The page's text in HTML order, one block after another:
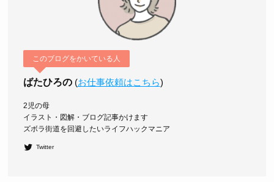
このブログをかいている人
ばたひろの(お仕事依頼はこちら)
2児の母
イラスト・図解・ブログ記事かけます
ズボラ街道を回避したいライフハックマニア
Twitter